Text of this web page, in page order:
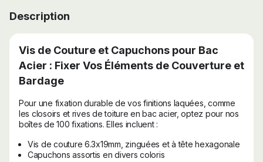
Description
Vis de Couture et Capuchons pour Bac
Acier : Fixer Vos Éléments de Couverture et
Bardage
Pour une fixation durable de vos finitions laquées, comme
les closoirs et rives de toiture en bac acier, optez pour nos
boîtes de 100 fixations. Elles incluent :
Vis de couture 6.3x19mm, zinguées et à tête hexagonale
Capuchons assortis en divers coloris